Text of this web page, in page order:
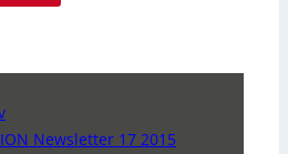
Newsletter 17 2015